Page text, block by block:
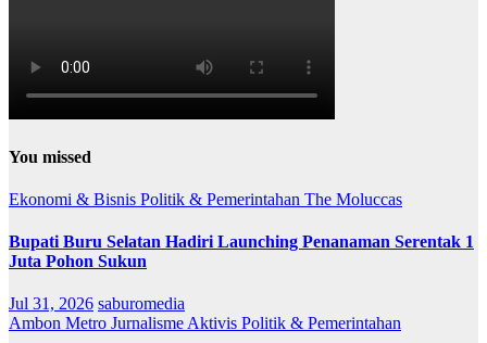
You missed
Ekonomi & Bisnis Politik & Pemerintahan The Moluccas
Bupati Buru Selatan Hadiri Launching Penanaman Serentak 1
Juta Pohon Sukun
Jul 31, 2026 saburomedia
Ambon Metro Jurnalisme Aktivis Politik & Pemerintahan